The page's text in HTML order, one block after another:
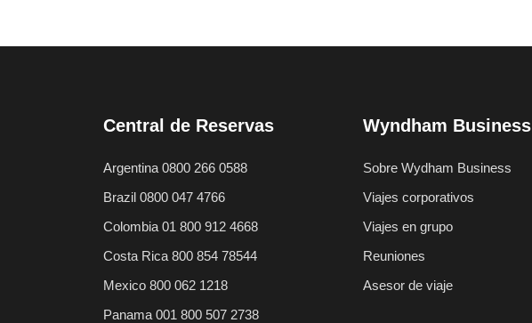
Central de Reservas
Argentina 0800 266 0588
Brazil 0800 047 4766
Colombia 01 800 912 4668
Costa Rica 800 854 78544
Mexico 800 062 1218
Panama 001 800 507 2738
Wyndham Business
Sobre Wydham Business
Viajes corporativos
Viajes en grupo
Reuniones
Asesor de viaje